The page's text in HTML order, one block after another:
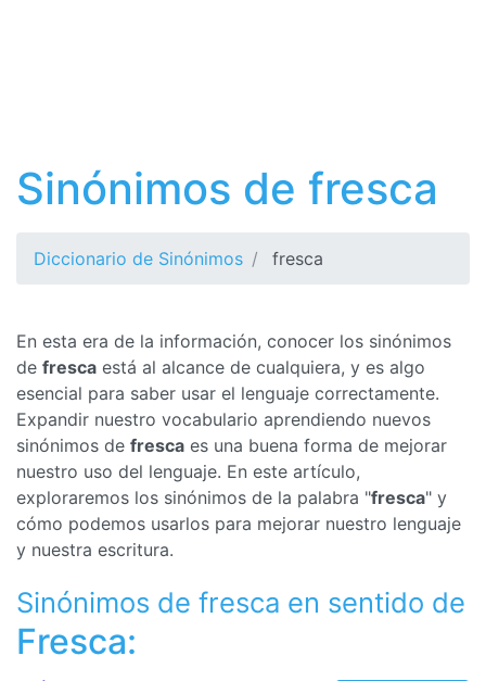
Sinónimos de fresca
Diccionario de Sinónimos fresca
En esta era de la información, conocer los sinónimos
de fresca está al alcance de cualquiera, y es algo
esencial para saber usar el lenguaje correctamente.
Expandir nuestro vocabulario aprendiendo nuevos
sinónimos de fresca es una buena forma de mejorar
nuestro uso del lenguaje. En este artículo,
exploraremos los sinónimos de la palabra "fresca" y
cómo podemos usarlos para mejorar nuestro lenguaje
y nuestra escritura.
Sinónimos de fresca en sentido de
Fresca: